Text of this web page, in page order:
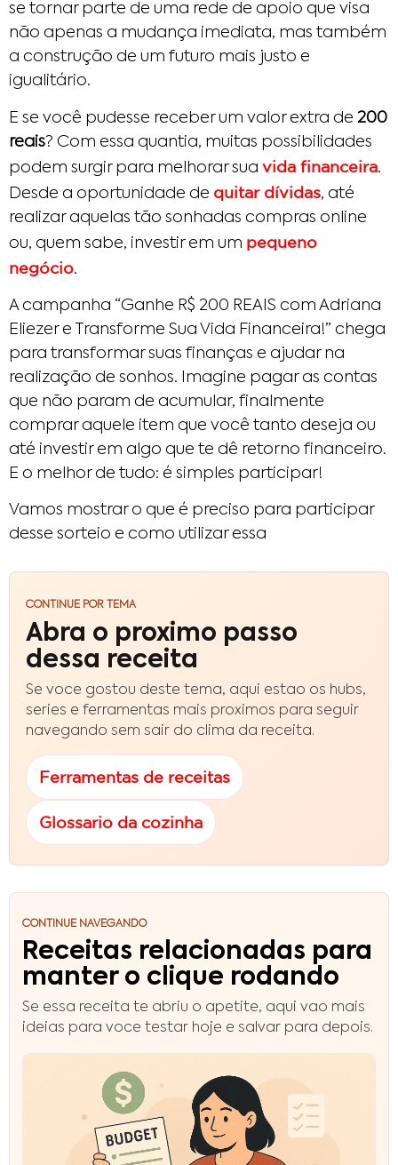
se tornar parte de uma rede de apoio que visa
não apenas a mudança imediata, mas também
a construção de um futuro mais justo e
igualitário.
E se você pudesse receber um valor extra de 200
reais? Com essa quantia, muitas possibilidades
podem surgir para melhorar sua vida financeira.
Desde a oportunidade de quitar dívidas, até
realizar aquelas tão sonhadas compras online
ou, quem sabe, investir em um pequeno
negócio.
A campanha “Ganhe R$ 200 REAIS com Adriana
Eliezer e Transforme Sua Vida Financeira!” chega
para transformar suas finanças e ajudar na
realização de sonhos. Imagine pagar as contas
que não param de acumular, finalmente
comprar aquele item que você tanto deseja ou
até investir em algo que te dê retorno financeiro.
E o melhor de tudo: é simples participar!
Vamos mostrar o que é preciso para participar
desse sorteio e como utilizar essa
CONTINUE POR TEMA
Abra o proximo passo
dessa receita
Se voce gostou deste tema, aqui estao os hubs,
series e ferramentas mais proximos para seguir
navegando sem sair do clima da receita.
Ferramentas de receitas
Glossario da cozinha
CONTINUE NAVEGANDO
Receitas relacionadas para
manter o clique rodando
Se essa receita te abriu o apetite, aqui vao mais
ideias para voce testar hoje e salvar para depois.